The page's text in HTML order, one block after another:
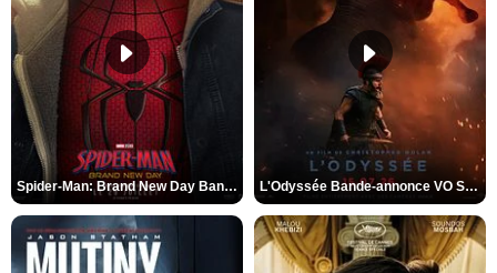
Spider-Man: Brand New Day Bande-annonce VO STFR L'Odyssée Bande-annonce VO STFR